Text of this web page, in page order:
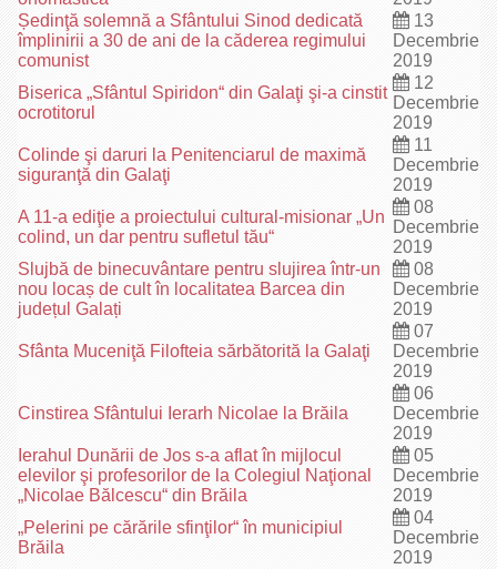
Ședinţă solemnă a Sfântului Sinod dedicată
împlinirii a 30 de ani de la căderea regimului
comunist
13
Decembrie
2019
Biserica „Sfântul Spiridon“ din Galaţi şi-a cinstit
ocrotitorul
12
Decembrie
2019
Colinde şi daruri la Penitenciarul de maximă
siguranţă din Galaţi
11
Decembrie
2019
A 11-a ediţie a proiectului cultural-misionar „Un
colind, un dar pentru sufletul tău“
08
Decembrie
2019
Slujbă de binecuvântare pentru slujirea într-un
nou locaș de cult în localitatea Barcea din
județul Galați
08
Decembrie
2019
Sfânta Muceniţă Filofteia sărbătorită la Galaţi
07
Decembrie
2019
Cinstirea Sfântului Ierarh Nicolae la Brăila
06
Decembrie
2019
Ierahul Dunării de Jos s-a aflat în mijlocul
elevilor şi profesorilor de la Colegiul Naţional
„Nicolae Bălcescu“ din Brăila
05
Decembrie
2019
„Pelerini pe cărările sfinţilor“ în municipiul
Brăila
04
Decembrie
2019